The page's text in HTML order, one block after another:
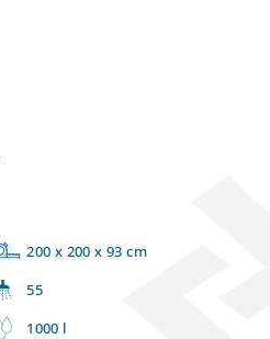
200 x 200 x 93 cm
55
1000 l